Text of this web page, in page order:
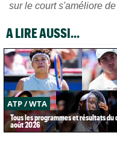
sur le court s'améliore
A LIRE AUSSI...
ATP / WTA
Tous les programmes et résultats du
août 2026